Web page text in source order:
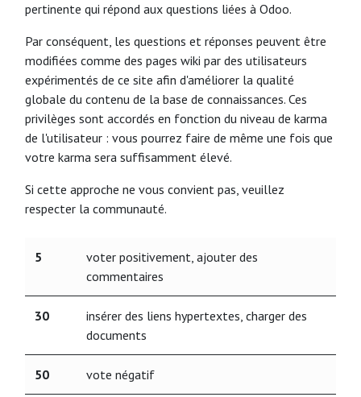
pertinente qui répond aux questions liées à Odoo.
Par conséquent, les questions et réponses peuvent être
modifiées comme des pages wiki par des utilisateurs
expérimentés de ce site afin d'améliorer la qualité
globale du contenu de la base de connaissances. Ces
privilèges sont accordés en fonction du niveau de karma
de l'utilisateur : vous pourrez faire de même une fois que
votre karma sera suffisamment élevé.
Si cette approche ne vous convient pas, veuillez
respecter la communauté.
5
voter positivement, ajouter des
commentaires
30
insérer des liens hypertextes, charger des
documents
50 vote négatif